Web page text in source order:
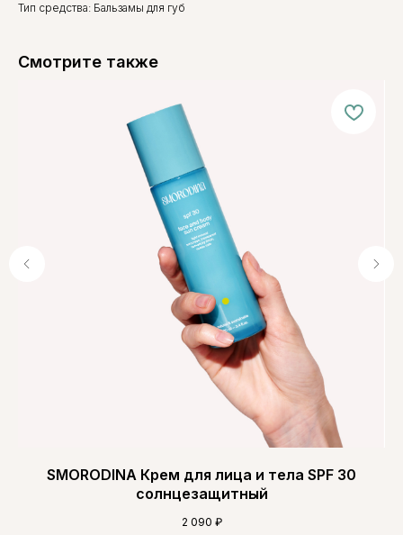
Тип средства: Бальзамы для губ
Смотрите также
SMORODINA Крем для лица и тела SPF 30
солнцезащитный
2 090 ₽